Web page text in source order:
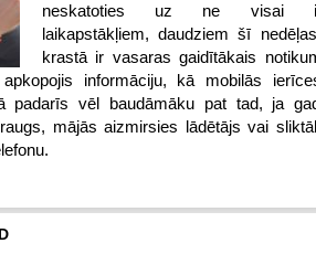
neskatoties uz ne visai
laikapstākļiem, daudziem šī
krastā ir vasaras gaidītākais
informāciju, kā mobilās
padarīs vēl baudāmāku pat tad, ja
mājās aizmirsies lādētājs vai